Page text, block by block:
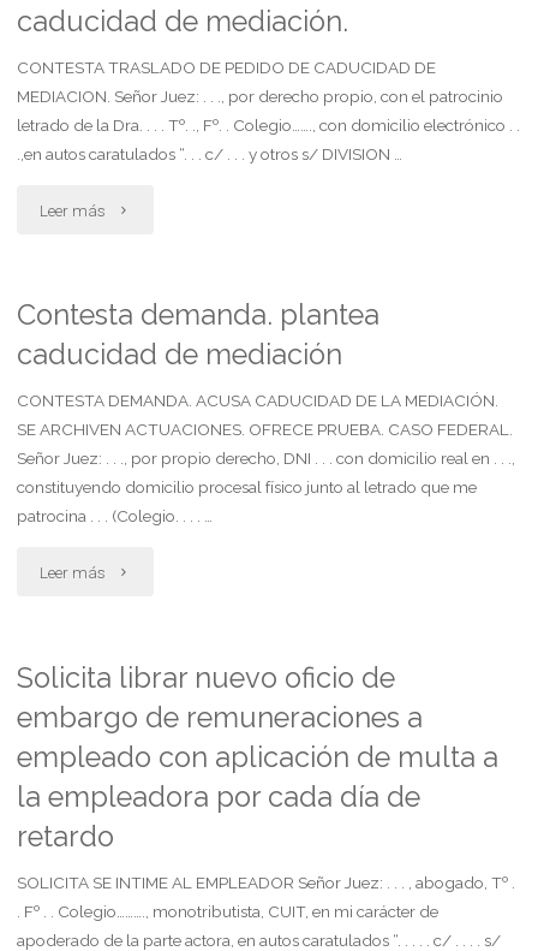
sin
causa.
indemnización"
habeas
data"
caducidad de mediación.
CONTESTA TRASLADO DE PEDIDO DE CADUCIDAD DE
MEDIACION. Señor Juez: . . ., por derecho propio, con el patrocinio
letrado de la Dra. . . . Tº. ., Fº. . Colegio……., con domicilio electrónico . .
.,en autos caratulados “. . . c/ . . . y otros s/ DIVISION …
Leer más "Contesta
de
pedido
de
de
Contesta demanda. plantea
caducidad de mediación
CONTESTA DEMANDA. ACUSA CADUCIDAD DE LA MEDIACIÓN.
SE ARCHIVEN ACTUACIONES. OFRECE PRUEBA. CASO FEDERAL.
Señor Juez: . . ., por propio derecho, DNI . . . con domicilio real en . . .,
constituyendo domicilio procesal físico junto al letrado que me
patrocina . . . (Colegio. . . . …
Leer más "Contesta
plantea
caducidad
de
mediación"
Solicita librar nuevo oficio de
embargo de remuneraciones a
empleado con aplicación de multa a
la empleadora por cada día de
retardo
SOLICITA SE INTIME AL EMPLEADOR Señor Juez: . . . , abogado, Tº .
. Fº . . Colegio………., monotributista, CUIT, en mi carácter de
apoderado de la parte actora, en autos caratulados “. . . . . c/ . . . . s/